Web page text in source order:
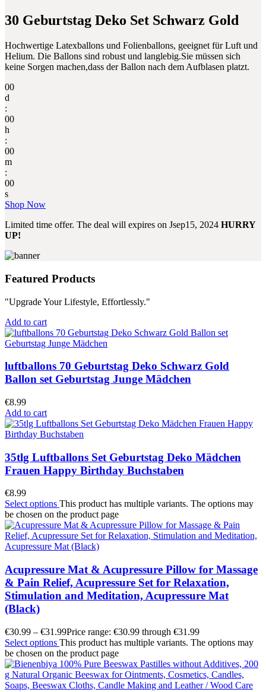
30 Geburtstag Deko Set Schwarz Gold
Hochwertige Latexballons und Folienballons, geeignet für Luft und
Helium. Die Ballons sind robust und langlebig.Sie müssen sich
keine Sorgen machen,dass der Ballon nach dem Aufblasen platzt.
00
d
:
00
h
:
00
m
:
00
s
Shop Now
Limited time offer. The deal will expires on Jsep15, 2024 HURRY
UP!
Featured Products
"Upgrade Your Lifestyle, Effortlessly."
Add to cart
luftballons 70 Geburtstag Deko Schwarz Gold
Ballon set Geburtstag Junge Mädchen
€8.99
Add to cart
35tlg Luftballons Set Geburtstag Deko Mädchen
Frauen Happy Birthday Buchstaben
€8.99
Select options This product has multiple variants. The options may
be chosen on the product page
Acupressure Mat & Acupressure Pillow for Massage
& Pain Relief, Acupressure Set for Relaxation,
Stimulation and Meditation, Acupressure Mat
(Black)
€30.99 – €31.99Price range: €30.99 through €31.99
Select options This product has multiple variants. The options may
be chosen on the product page